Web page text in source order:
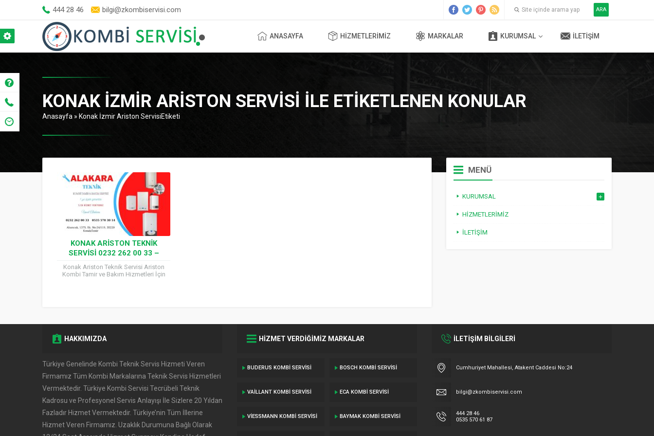
444 28 46 bilgi@zkombiservisi.com ARA
ANASAYFA HIZMETLERIMIZ MARKALAR KURUMSAL İLETIŞIM
KONAK İZMIR ARISTON SERVISI ILE ETIKETLENEN KONULAR
Anasayfa » Konak İzmir Ariston ServisiEtiketi
KONAK ARISTON TEKNIK
SERVISI 0232 262 00 33 –
RESMI FATURALI SERVIS
Konak Ariston Teknik Servisi Ariston
Kombi Tamir ve Bakım Hizmetleri İçin
MENÜ
KURUMSAL
HIZMETLERIMIZ
İLETIŞIM
HAKKIMIZDA
Türkiye Genelinde Kombi Teknik Servis Hizmeti Veren
Firmamız Tüm Kombi Markalarına Teknik Servis Hizmetleri
Vermektedir. Türkiye Kombi Servisi Tecrübeli Teknik
Kadrosu ve Profesyonel Servis Anlayışı İle Sizlere 20 Yıldan
Fazladır Hizmet Vermektedir. Türkiye’nin Tüm İllerine
Hizmet Veren Firmamız. Uzaklık Durumuna Bağlı Olarak
HİZMET VERDİĞİMİZ MARKALAR
BUDERUS KOMBI SERVISI BOSCH KOMBI SERVISI
VAILLANT KOMBI SERVISI ECA KOMBI SERVISI
VIESSMANN KOMBI SERVISI BAYMAK KOMBI SERVISI
İLETİŞİM BİLGİLERİ
Cumhuriyet Mahallesi, Atakent Caddesi No:24
bilgi@zkombiservisi.com
444 28 46
0535 570 61 87